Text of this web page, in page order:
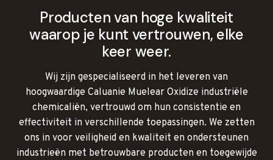
Producten van hoge kwaliteit
waarop je kunt vertrouwen, elke
keer weer.
Wij zijn gespecialiseerd in het leveren van
hoogwaardige Caluanie Muelear Oxidize industriële
chemicaliën, vertrouwd om hun consistentie en
effectiviteit in verschillende toepassingen. We zetten
ons in voor veiligheid en kwaliteit en ondersteunen
industrieën met betrouwbare producten en toegewijde